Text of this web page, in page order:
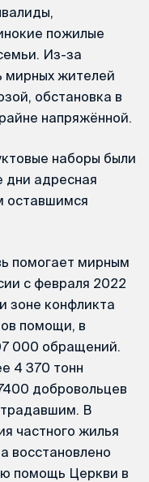
пожилые
Из-за
мирных жителей
обстановка в
напряжённой.
наборы были
дни адресная
оставшимся
помогает мирным
с февраля 2022
зоне конфликта
помощи, в
000 обращений.
4 370 тонн
добровольцев
В
частного жилья
восстановлено
помощь Церкви в